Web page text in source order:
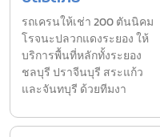
รถเครนให้เช่า 200 ตันนิคม
โรจนะปลวกแดงระยอง ให้
บริการพื้นที่หลักทั้งระยอง
ชลบุรี ปราจีนบุรี สระแก้ว
และจันทบุรี ด้วยทีมงา